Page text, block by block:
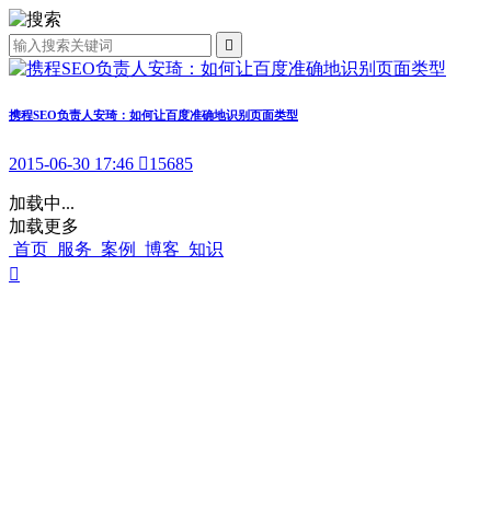

携程SEO负责人安琦：如何让百度准确地识别页面类型
2015-06-30 17:46 15685
加载中...
加载更多
首页 服务 案例 博客 知识
